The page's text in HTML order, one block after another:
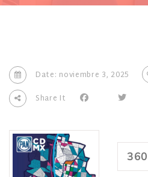
Date: noviembre 3, 2025
Share It
360